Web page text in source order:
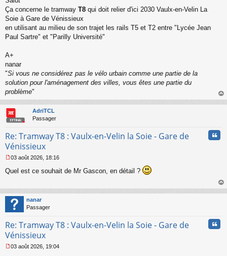
s
s
g
e
o
n
l
u
Ça concerne le tramway T8 qui doit relier d'ici 2030 Vaulx-en-Velin La
Soie à Gare de Vénissieux
en utilisant au milieu de son trajet les rails T5 et T2 entre "Lycée Jean
Paul Sartre" et "Parilly Université"
A+
nanar
"Si vous ne considérez pas le vélo urbain comme une partie de la
solution pour l'aménagement des villes, vous êtes une partie du
problème"
au
AdriTCL
Passager
Re: Tramway T8 : Vaulx-en-Velin la Soie - Gare de
Vénissieux
e
a
g
e
o
n
l
u
03 août 2026, 18:16
Quel est ce souhait de Mr Gascon, en détail ?
au
nanar
Passager
Re: Tramway T8 : Vaulx-en-Velin la Soie - Gare de
Vénissieux
03 août 2026, 19:04